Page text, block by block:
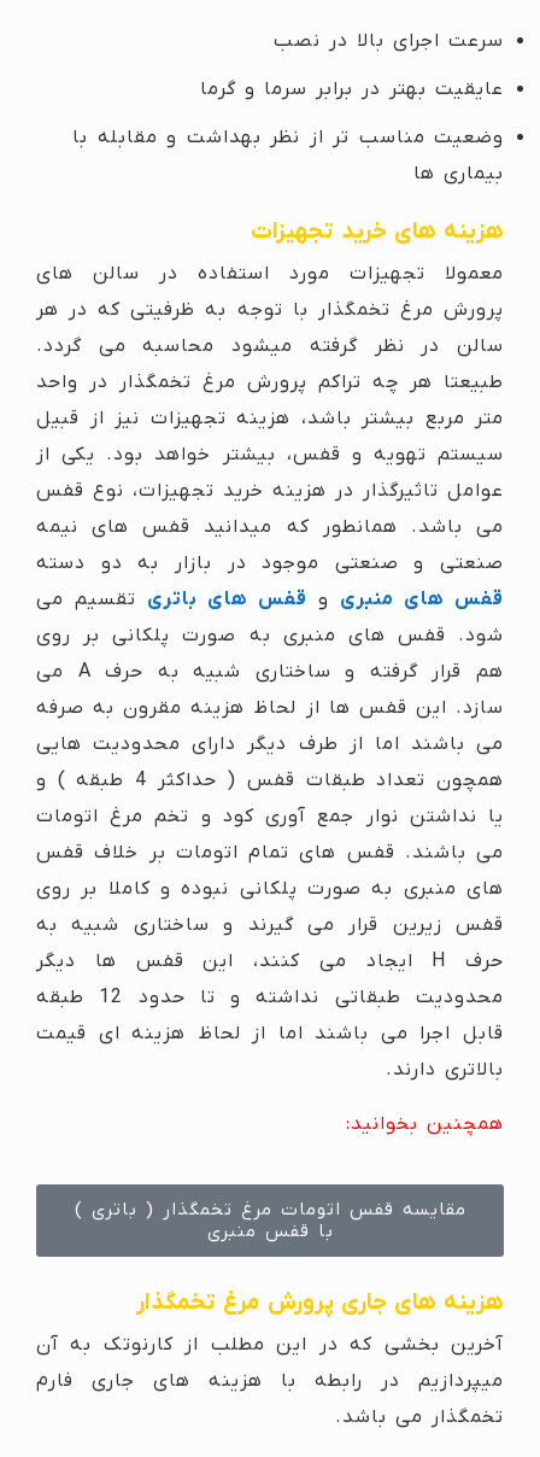
سرعت اجرای بالا در نصب
عایقیت بهتر در برابر سرما و گرما
وضعیت مناسب تر از نظر بهداشت و مقابله با
بیماری ها
هزینه های خرید تجهیزات
معمولا تجهیزات مورد استفاده در سالن های
پرورش مرغ تخمگذار با توجه به ظرفیتی که در هر
سالن در نظر گرفته میشود محاسبه می گردد.
طبیعتا هر چه تراکم پرورش مرغ تخمگذار در واحد
متر مربع بیشتر باشد، هزینه تجهیزات نیز از قبیل
سیستم تهویه و قفس، بیشتر خواهد بود. یکی از
عوامل تاثیرگذار در هزینه خرید تجهیزات، نوع قفس
می باشد. همانطور که میدانید قفس های نیمه
صنعتی و صنعتی موجود در بازار به دو دسته
قفس های منبری و قفس های باتری تقسیم می
شود. قفس های منبری به صورت پلکانی بر روی
هم قرار گرفته و ساختاری شبیه به حرف A می
سازد. این قفس ها از لحاظ هزینه مقرون به صرفه
می باشند اما از طرف دیگر دارای محدودیت هایی
همچون تعداد طبقات قفس ( حداکثر 4 طبقه ) و
یا نداشتن نوار جمع آوری کود و تخم مرغ اتومات
می باشند. قفس های تمام اتومات بر خلاف قفس
های منبری به صورت پلکانی نبوده و کاملا بر روی
قفس زیرین قرار می گیرند و ساختاری شبیه به
حرف H ایجاد می کنند، این قفس ها دیگر
محدودیت طبقاتی نداشته و تا حدود 12 طبقه
قابل اجرا می باشند اما از لحاظ هزینه ای قیمت
بالاتری دارند.
همچنین بخوانید:
مقایسه قفس اتومات مرغ تخمگذار ( باتری )
با قفس منبری
هزینه های جاری پرورش مرغ تخمگذار
آخرین بخشی که در این مطلب از کارنوتک به آن
میپردازیم در رابطه با هزینه های جاری فارم
تخمگذار می باشد.